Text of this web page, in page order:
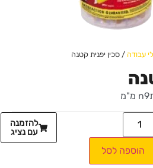
עבודה / סכין יפנית קטנה
הוספה לסל
להזמנה
עם נציג